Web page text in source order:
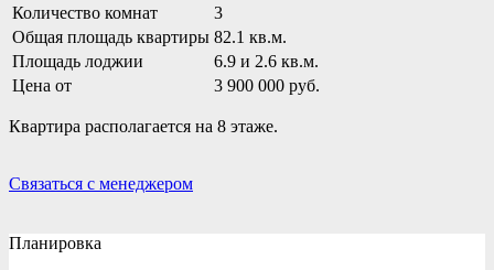
Количество комнат
3
Общая площадь квартиры 82.1 кв.м.
Площадь лоджии
6.9 и 2.6 кв.м.
Цена от
3 900 000 руб.
Квартира располагается на 8 этаже.
Связаться с менеджером
Планировка